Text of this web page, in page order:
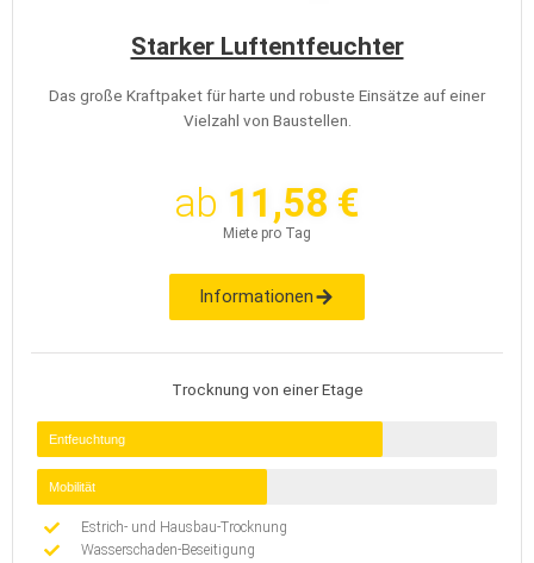
Starker Luftentfeuchter
Das große Kraftpaket für harte und robuste Einsätze auf einer
Vielzahl von Baustellen.
ab 11,58 €
Miete pro Tag
Informationen
Trocknung von einer Etage
Entfeuchtung
Mobilität
Estrich- und Hausbau-Trocknung
Wasserschaden-Beseitigung